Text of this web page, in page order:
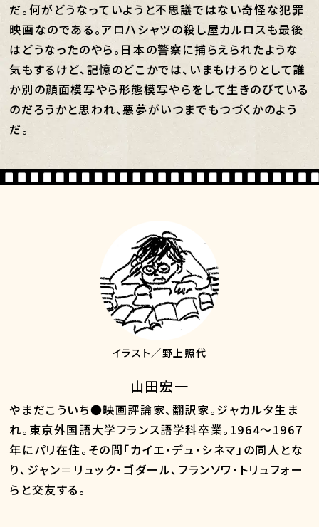
だ。何がどうなっていようと不思議ではない奇怪な犯罪
映画なのである。アロハシャツの殺し屋カルロスも最後
はどうなったのやら。日本の警察に捕らえられたような
気もするけど、記憶のどこかでは、いまもけろりとして誰
か別の顔面模写やら形態模写やらをして生きのびている
のだろうかと思われ、悪夢がいつまでもつづくかのよう
だ。
イラスト／野上照代
山田宏一
やまだこういち●映画評論家、翻訳家。ジャカルタ生ま
れ。東京外国語大学フランス語学科卒業。1964～1967
年にパリ在住。その間「カイエ・デュ・シネマ」の同人とな
り、ジャン＝リュック・ゴダール、フランソワ・トリュフォー
らと交友する。